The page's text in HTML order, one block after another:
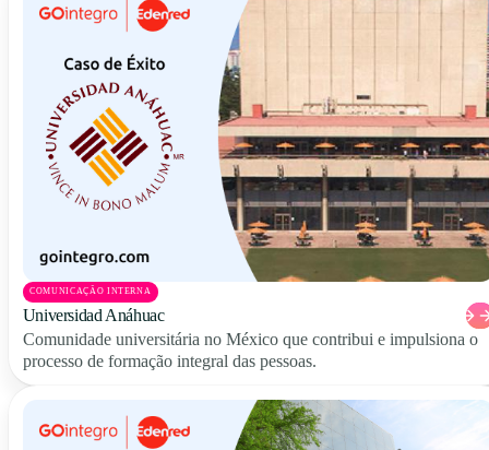
COMUNICAÇÃO INTERNA
Universidad Anáhuac
Comunidade universitária no México que contribui e impulsiona o
processo de formação integral das pessoas.